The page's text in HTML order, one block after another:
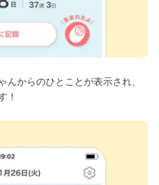
んからのひとことが表示され、
！